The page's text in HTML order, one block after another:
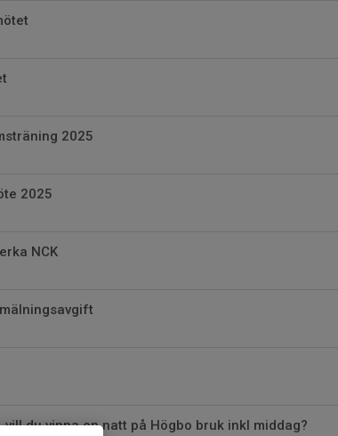
2025
2025
NCK
vill du vinna en natt på Högbo bruk inkl middag?